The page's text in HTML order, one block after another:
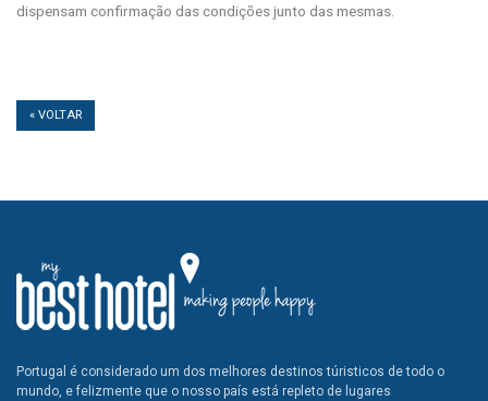
dispensam confirmação das condições junto das mesmas.
« VOLTAR
Portugal é considerado um dos melhores destinos túristicos de todo o
mundo, e felizmente que o nosso país está repleto de lugares